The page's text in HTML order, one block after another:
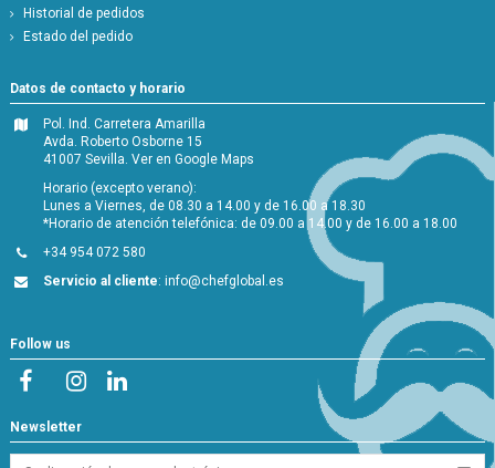
Historial de pedidos
Estado del pedido
Datos de contacto y horario
Pol. Ind. Carretera Amarilla
Avda. Roberto Osborne 15
41007 Sevilla.Ver en Google Maps
Horario (excepto verano):
Lunes a Viernes, de 08.30 a 14.00 y de 16.00 a 18.30
*Horario de atención telefónica: de 09.00 a 14.00 y de 16.00 a 18.00
+34 954 072 580
Servicio al cliente:info@chefglobal.es
Follow us
Newsletter